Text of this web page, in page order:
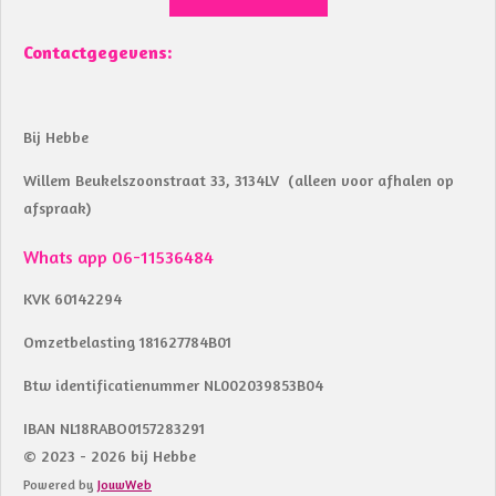
Contactgegevens:
Bij Hebbe
Willem Beukelszoonstraat 33, 3134LV (alleen voor afhalen op
afspraak)
Whats app 06-11536484
KVK 60142294
Omzetbelasting 181627784B01
Btw identificatienummer NL002039853B04
IBAN NL18RABO0157283291
© 2023 - 2026 bij Hebbe
Powered by JouwWeb